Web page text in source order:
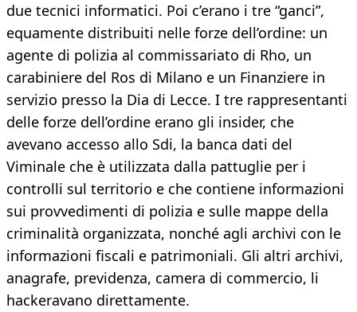
due tecnici informatici. Poi c’erano i tre “ganci”,
equamente distribuiti nelle forze dell’ordine: un
agente di polizia al commissariato di Rho, un
carabiniere del Ros di Milano e un Finanziere in
servizio presso la Dia di Lecce. I tre rappresentanti
delle forze dell’ordine erano gli insider, che
avevano accesso allo Sdi, la banca dati del
Viminale che è utilizzata dalla pattuglie per i
controlli sul territorio e che contiene informazioni
sui provvedimenti di polizia e sulle mappe della
criminalità organizzata, nonché agli archivi con le
informazioni fiscali e patrimoniali. Gli altri archivi,
anagrafe, previdenza, camera di commercio, li
hackeravano direttamente.